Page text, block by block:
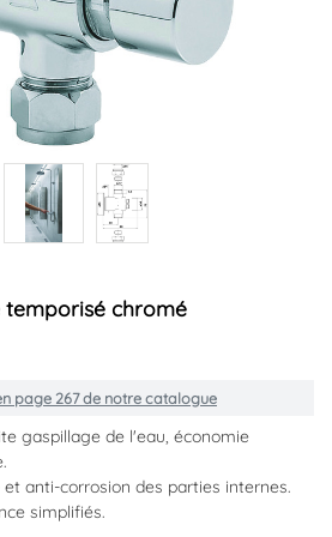
+1
temporisé chromé
page 267de notre catalogue
gaspillage de l'eau, économie
anti-corrosion des parties internes.
simplifiés.